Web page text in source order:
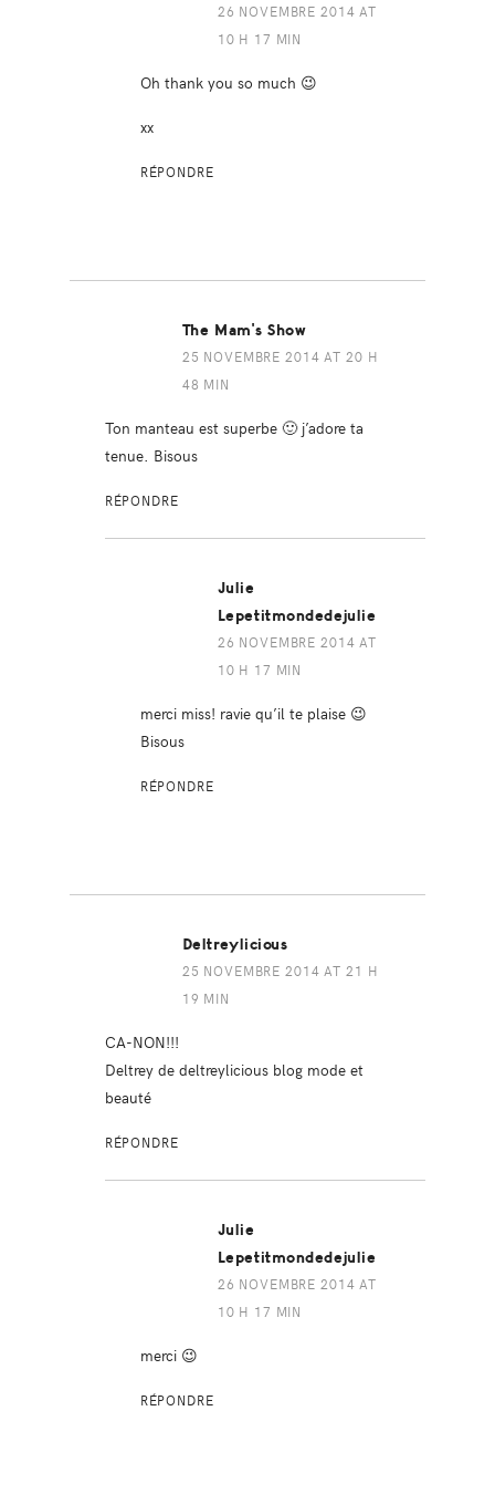
26 NOVEMBRE 2014 AT
10 H 17 MIN
Oh thank you so much 😉
xx
RÉPONDRE
The Mam's Show
25 NOVEMBRE 2014 AT 20 H
48 MIN
Ton manteau est superbe 🙂 j’adore ta
tenue. Bisous
RÉPONDRE
Julie
Lepetitmondedejulie
26 NOVEMBRE 2014 AT
10 H 17 MIN
merci miss! ravie qu’il te plaise 😉
Bisous
RÉPONDRE
Deltreylicious
25 NOVEMBRE 2014 AT 21 H
19 MIN
CA-NON!!!
Deltrey de deltreylicious blog mode et
beauté
RÉPONDRE
Julie
Lepetitmondedejulie
26 NOVEMBRE 2014 AT
10 H 17 MIN
merci 😉
RÉPONDRE